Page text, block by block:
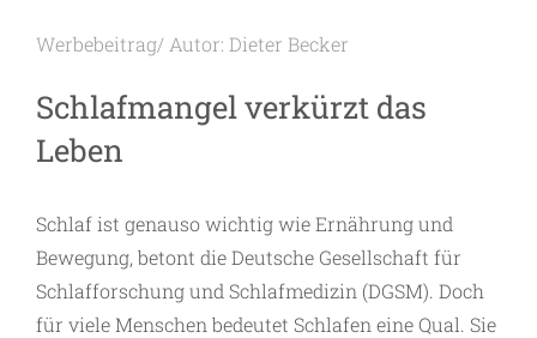
Werbebeitrag/ Autor: Dieter Becker
Schlafmangel verkürzt das
Leben
Schlaf ist genauso wichtig wie Ernährung und
Bewegung, betont die Deutsche Gesellschaft für
Schlafforschung und Schlafmedizin (DGSM). Doch
für viele Menschen ­bedeutet Schlafen eine Qual. Sie